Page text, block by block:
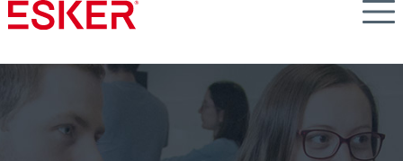
Skip
to
content